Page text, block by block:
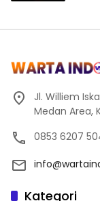
Jl. Williem
Medan Area,
0853 6207
Kategori